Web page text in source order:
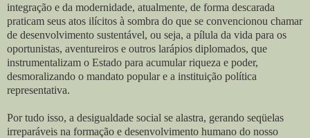
integração e da modernidade, atualmente, de forma descarada
praticam seus atos ilícitos à sombra do que se convencionou chamar
de desenvolvimento sustentável, ou seja, a pílula da vida para os
oportunistas, aventureiros e outros larápios diplomados, que
instrumentalizam o Estado para acumular riqueza e poder,
desmoralizando o mandato popular e a instituição política
representativa.
Por tudo isso, a desigualdade social se alastra, gerando seqüelas
irreparáveis na formação e desenvolvimento humano do nosso